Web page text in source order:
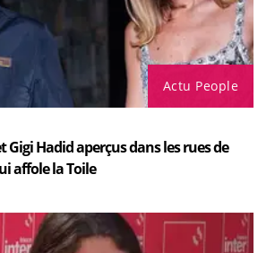
Actu People
Gigi Hadid aperçus dans les rues de
affole la Toile